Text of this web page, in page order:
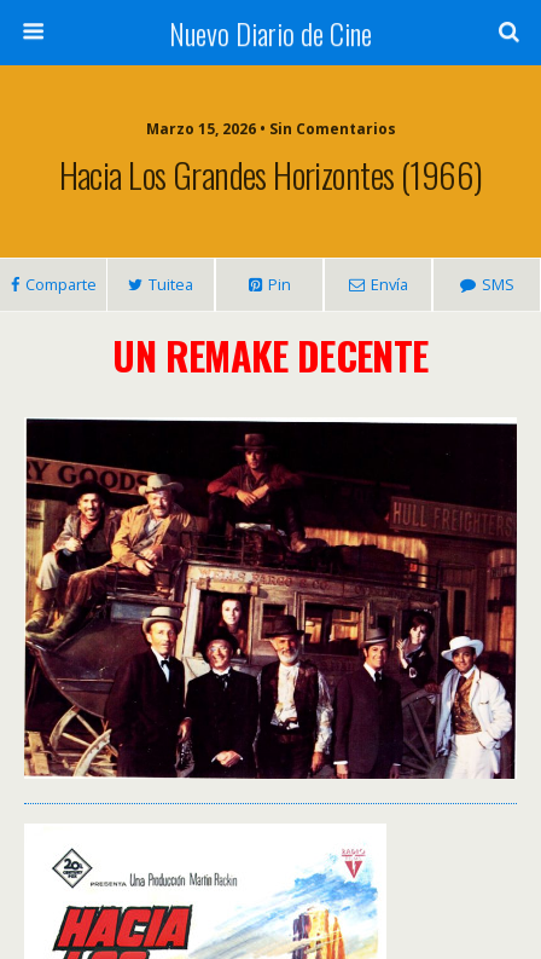
Nuevo Diario de Cine
Marzo 15, 2026 • Sin Comentarios
Hacia Los Grandes Horizontes (1966)
Comparte Tuitea Pin Envía SMS
UN REMAKE DECENTE